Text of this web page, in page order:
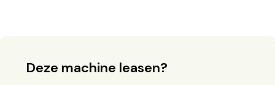
Deze machine leasen?